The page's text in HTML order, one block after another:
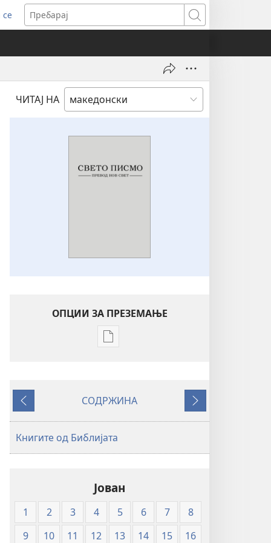
се
Пребарај
ЧИТАЈ НА
ОПЦИИ ЗА ПРЕЗЕМАЊЕ
Опции
публикациите
формат
—
превод
Нов
свет
Претходно
СОДРЖИНА
Следно
Книгите од Библијата
Јован
1 2 3 4 5 6 7
8
9
10 11 12 13 14 15
16